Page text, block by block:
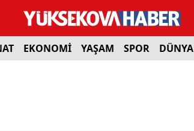
EKONOMİ YAŞAM SPOR DÜNYA